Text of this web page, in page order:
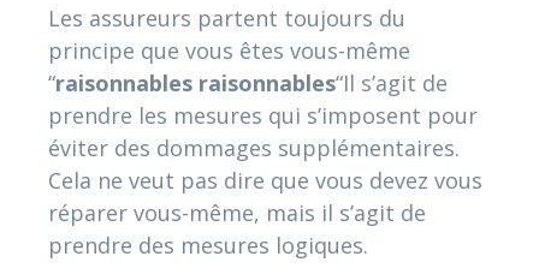
Les assureurs partent toujours du
principe que vous êtes vous-même
“raisonnables raisonnables“Il s’agit de
prendre les mesures qui s’imposent pour
éviter des dommages supplémentaires.
Cela ne veut pas dire que vous devez vous
réparer vous-même, mais il s’agit de
prendre des mesures logiques.